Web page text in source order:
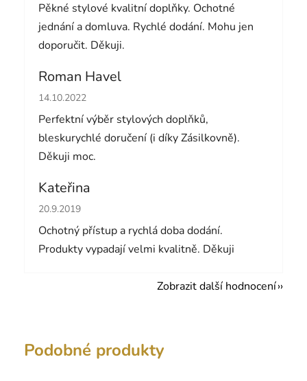
Pěkné stylové kvalitní doplňky. Ochotné
jednání a domluva. Rychlé dodání. Mohu jen
doporučit. Děkuji.
Roman Havel
Hodnocení obchodu je 5 z 5 hvězdiček.
14.10.2022
Perfektní výběr stylových doplňků,
bleskurychlé doručení (i díky Zásilkovně).
Děkuji moc.
Kateřina
Hodnocení obchodu je 5 z 5 hvězdiček.
20.9.2019
Ochotný přístup a rychlá doba dodání.
Produkty vypadají velmi kvalitně. Děkuji
Zobrazit další hodnocení
Podobné produkty